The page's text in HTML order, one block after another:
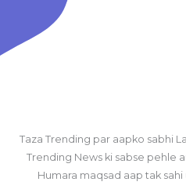
Taza Trending par aapko sabhi
Trending News ki sabse pehle
Humara maqsad aap tak